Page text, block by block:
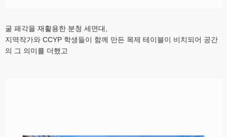
굴 패각을 재활용한 분청 세면대,
지역작가와 CCYP 학생들이 함께 만든 목제 테이블이 비치되어 공간
의 그 의미를 더했고